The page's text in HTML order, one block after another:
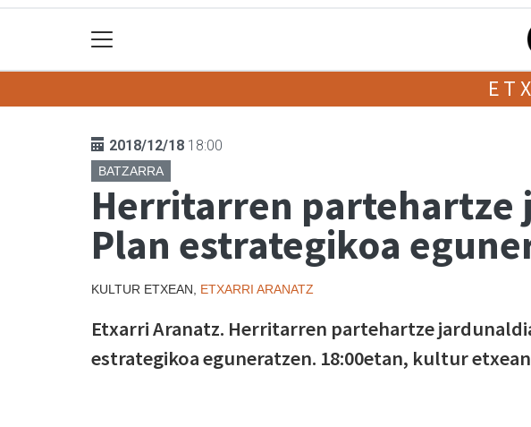
2018/12/18 18:00
BATZARRA
Herritarren partehartze
Plan estrategikoa
KULTUR ETXEAN, ETXARRI ARANATZ
Etxarri Aranatz. Herritarren partehartze
estrategikoa eguneratzen. 18:00etan, kultur